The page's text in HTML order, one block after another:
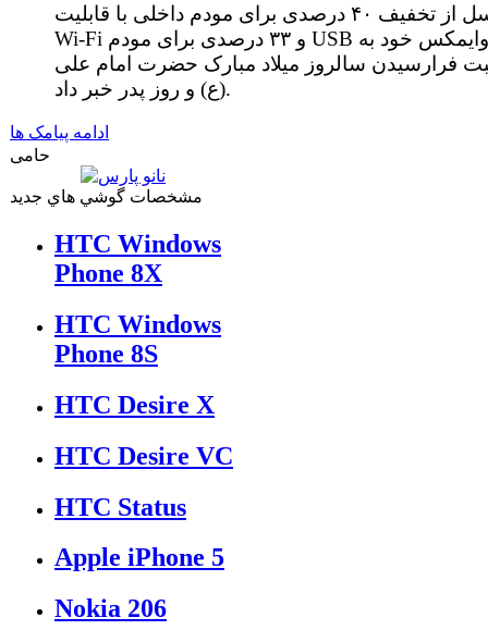
ایرانسل از تخفیف ۴۰ درصدی برای مودم داخلی با قابلیت
Wi-Fi و ۳۳ درصدی برای مودم USB وایمکس خود به
فرارسیدن سالروز میلاد مبارک حضرت امام علی
(ع) و روز پدر خبر داد.
ادامه پیامک ها
حامی
مشخصات گوشي هاي جديد
HTC Windows
Phone 8X
HTC Windows
Phone 8S
HTC Desire X
HTC Desire VC
HTC Status
Apple iPhone 5
Nokia 206